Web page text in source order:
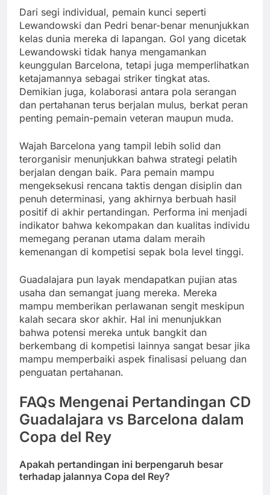
Dari segi individual, pemain kunci seperti
Lewandowski dan Pedri benar-benar menunjukkan
kelas dunia mereka di lapangan. Gol yang dicetak
Lewandowski tidak hanya mengamankan
keunggulan Barcelona, tetapi juga memperlihatkan
ketajamannya sebagai striker tingkat atas.
Demikian juga, kolaborasi antara pola serangan
dan pertahanan terus berjalan mulus, berkat peran
penting pemain-pemain veteran maupun muda.
Wajah Barcelona yang tampil lebih solid dan
terorganisir menunjukkan bahwa strategi pelatih
berjalan dengan baik. Para pemain mampu
mengeksekusi rencana taktis dengan disiplin dan
penuh determinasi, yang akhirnya berbuah hasil
positif di akhir pertandingan. Performa ini menjadi
indikator bahwa kekompakan dan kualitas individu
memegang peranan utama dalam meraih
kemenangan di kompetisi sepak bola level tinggi.
Guadalajara pun layak mendapatkan pujian atas
usaha dan semangat juang mereka. Mereka
mampu memberikan perlawanan sengit meskipun
kalah secara skor akhir. Hal ini menunjukkan
bahwa potensi mereka untuk bangkit dan
berkembang di kompetisi lainnya sangat besar jika
mampu memperbaiki aspek finalisasi peluang dan
penguatan pertahanan.
FAQs Mengenai Pertandingan CD
Guadalajara vs Barcelona dalam
Copa del Rey
Apakah pertandingan ini berpengaruh besar
terhadap jalannya Copa del Rey?